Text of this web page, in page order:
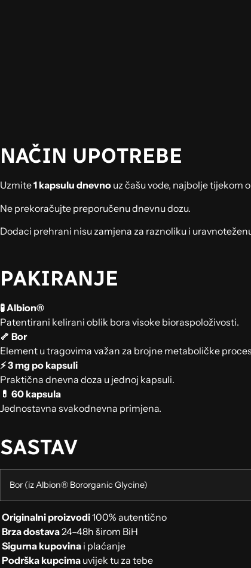
NAČIN UPOTREBE
Uzmite1 kapsulu dnevno uz čašu vode, najbolje tijekom
Ne prekoračujte preporučenu dnevnu dozu.
Dodaci prehrani nisu zamjena za raznoliku i
PAKIRANJE
🧪 Albion®
Patentirani kelirani oblik bora visoke bioraspoloživosti.
🦴 Bor
Element u tragovima važan za brojne metaboličke
⚡ 3 mg po kapsuli
Praktična dnevna doza u jednoj kapsuli.
💊 60 kapsula
Jednostavna svakodnevna primjena.
SASTAV
Bor (iz Albion® Bororganic Glycine)
Originalni proizvodi100% autentično
Brza dostava24–48h širom BiH
Sigurna kupovina i plaćanje
Podrška kupcima uvijek tu za tebe